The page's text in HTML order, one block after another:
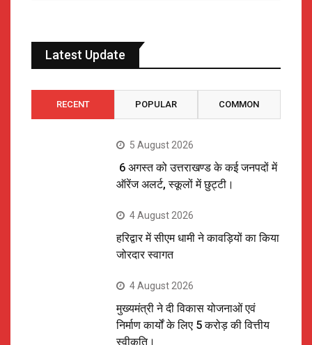
Latest Update
RECENT POPULAR COMMON
5 August 2026
6 अगस्त को उत्तराखण्ड के कई जनपदों में
ऑरेंज अलर्ट, स्कूलों में छुट्टी।
4 August 2026
हरिद्वार में सीएम धामी ने कावड़ियों का किया
जोरदार स्वागत
4 August 2026
मुख्यमंत्री ने दी विकास योजनाओं एवं
निर्माण कार्यों के लिए 5 करोड़ की वित्तीय
स्वीकृति।